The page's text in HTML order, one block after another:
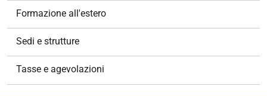
Formazione all'estero
Sedi e strutture
Tasse e agevolazioni